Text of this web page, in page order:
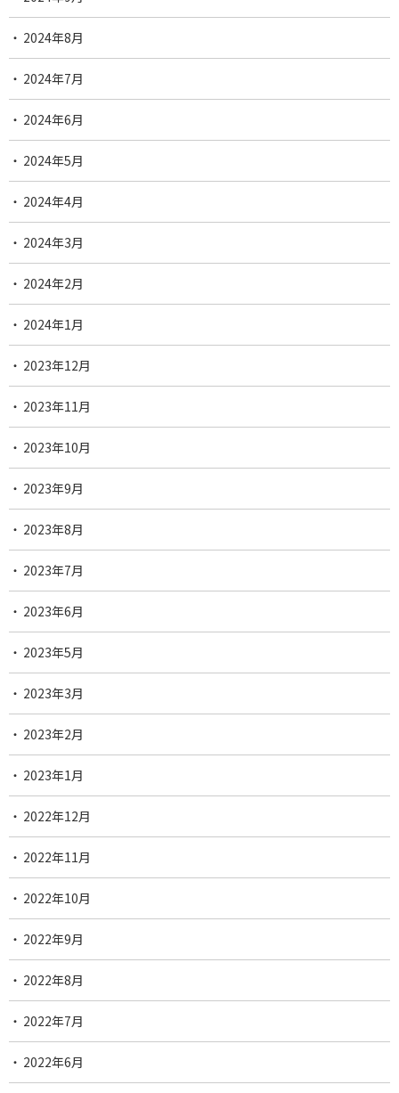
2024年8月
2024年7月
2024年6月
2024年5月
2024年4月
2024年3月
2024年2月
2024年1月
2023年12月
2023年11月
2023年10月
2023年9月
2023年8月
2023年7月
2023年6月
2023年5月
2023年3月
2023年2月
2023年1月
2022年12月
2022年11月
2022年10月
2022年9月
2022年8月
2022年7月
2022年6月